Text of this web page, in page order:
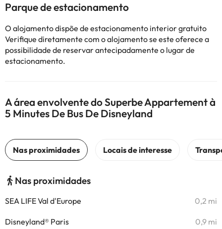
Parque de estacionamento
O alojamento dispõe de estacionamento interior gratuito
Verifique diretamente com o alojamento se este oferece a
possibilidade de reservar antecipadamente o lugar de
estacionamento.
A área envolvente do Superbe Appartement à
5 Minutes De Bus De Disneyland
Nas proximidades
SEA LIFE Val d'Europe 0,2 mi
Disneyland® Paris 0,9 mi